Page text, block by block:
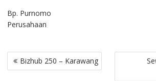
Bp. Purnomo
Perusahaan
Post
navigation
Bizhub 250 – Karawang